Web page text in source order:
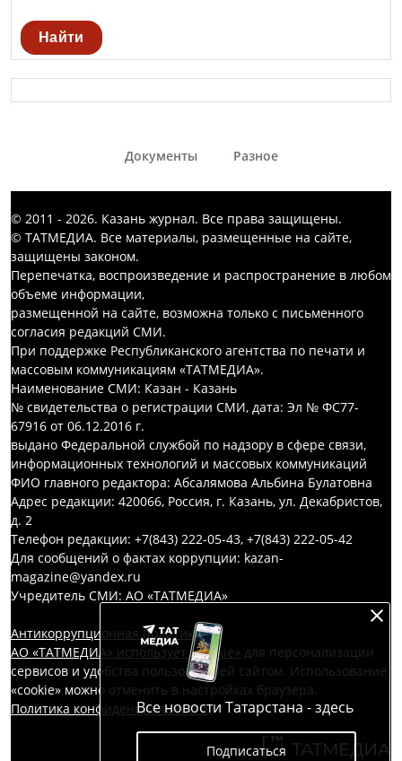
Найти
Все новости Татарстана - здесь
Подписаться
Документы Разное
© 2011 - 2026. Казань журнал. Все права защищены.
© ТАТМЕДИА. Все материалы, размещенные на сайте,
защищены законом.
Перепечатка, воспроизведение и распространение в любом
объеме информации,
размещенной на сайте, возможна только с письменного
согласия редакций СМИ.
При поддержке Республиканского агентства по печати и
массовым коммуникациям «ТАТМЕДИА».
Наименование СМИ: Казан - Казань
№ свидетельства о регистрации СМИ, дата: Эл № ФС77-
67916 от 06.12.2016 г.
выдано Федеральной службой по надзору в сфере связи,
информационных технологий и массовых коммуникаций
ФИО главного редактора: Абсалямова Альбина Булатовна
Адрес редакции: 420066, Россия, г. Казань, ул. Декабристов,
д. 2
Телефон редакции: +7(843) 222-05-43, +7(843) 222-05-42
Для сообщений о фактах коррупции: kazan-
magazine@yandex.ru
Учредитель СМИ: АО «ТАТМЕДИА»
Антикоррупционная политика
АО «ТАТМЕДИА» использует «cookie» для персонализации
сервисов и удобства пользователей сайтом. Использование
«cookie» можно отменить в настройках браузера.
Политика конфиденциальности